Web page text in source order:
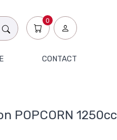
0
CONTACT
POPCORN 1250cc